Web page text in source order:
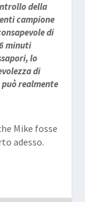
della
campione
di
minuti
lo
di
realmente
Mike fosse
adesso.